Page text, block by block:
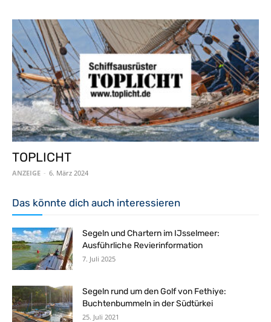
TOPLICHT
ANZEIGE - 6. März 2024
Das könnte dich auch interessieren
Segeln und Chartern im IJsselmeer:
Ausführliche Revierinformation
7. Juli 2025
Segeln rund um den Golf von Fethiye:
Buchtenbummeln in der Südtürkei
25. Juli 2021